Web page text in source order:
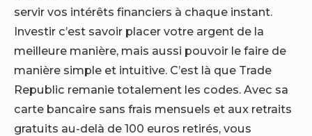
servir vos intérêts financiers à chaque instant.
Investir c’est savoir placer votre argent de la
meilleure manière, mais aussi pouvoir le faire de
manière simple et intuitive. C’est là que Trade
Republic remanie totalement les codes. Avec sa
carte bancaire sans frais mensuels et aux retraits
gratuits au-delà de 100 euros retirés, vous